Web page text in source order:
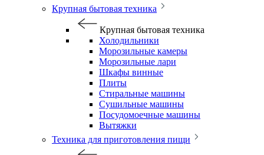
Крупная бытовая техника
Крупная бытовая техника
Холодильники
Морозильные камеры
Морозильные лари
Шкафы винные
Плиты
Стиральные машины
Сушильные машины
Посудомоечные машины
Вытяжки
Техника для приготовления пищи